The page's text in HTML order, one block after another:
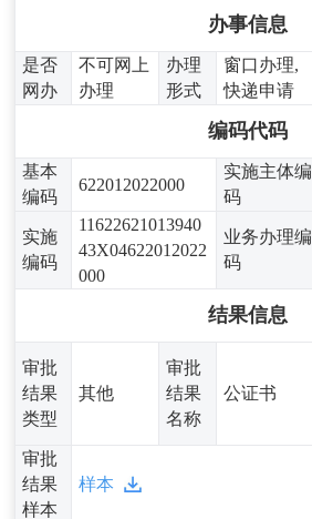
办事信息
是否
网办
不可网上
办理
办理
形式
窗口办理,
快递申请
编码代码
基本
编码
622012022000
实施主体编
码
实施
编码
11622621013940
43X04622012022
000
业务办理编
码
结果信息
审批
结果
类型
其他
审批
结果
名称
公证书
审批
结果
样本
样本